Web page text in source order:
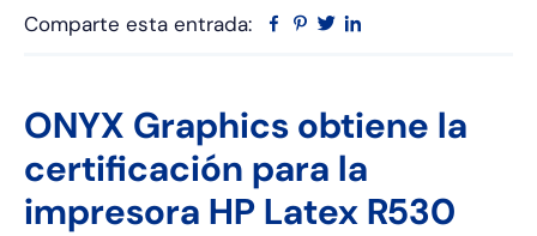
Comparte esta entrada: Facebook
Pinterest
Twitter
ONYX Graphics obtiene la
certificación para la
impresora HP Latex R530